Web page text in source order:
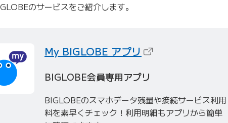
のサービスをご紹介します。
My BIGLOBE アプリ （新しいタブで開
BIGLOBE会員専用アプリ
BIGLOBEのスマホデータ残量や接続サービス利用
料を素早くチェック！利用明細もアプリから簡単